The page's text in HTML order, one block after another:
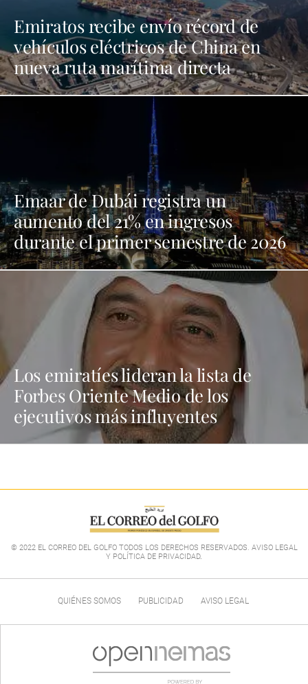
Emiratos recibe envío récord de
vehículos eléctricos de China en
nueva ruta marítima directa
Emaar de Dubái registra un
aumento del 21% en ingresos
durante el primer semestre de 2026
Los emiratíes lideran la lista de
Forbes Oriente Medio de los
ejecutivos más influyentes
© 2022 EL CORREO DEL GOLFO TODOS LOS DERECHOS RESERVADOS. AVISO LEGAL
Y POLÍTICA DE PRIVACIDAD.
QUIÉNES SOMOS PUBLICIDAD AVISO LEGAL